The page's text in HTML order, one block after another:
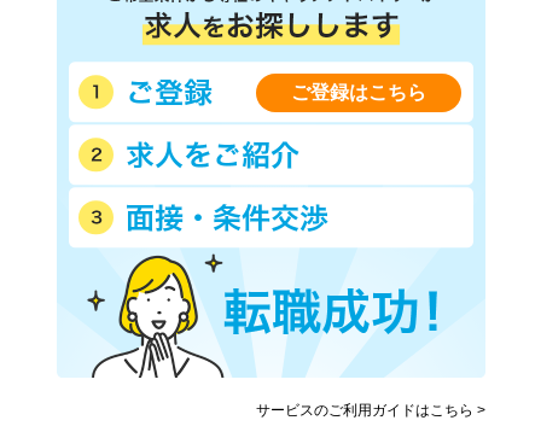
ご登録はこちら
サービスのご利用ガイドはこちら >